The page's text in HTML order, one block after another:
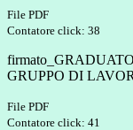
File PDF
Contatore click: 38
GRUPPO DI
File PDF
Contatore click: 41